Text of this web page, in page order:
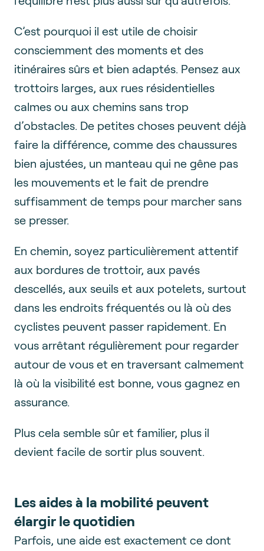
C’est pourquoi il est utile de choisir
consciemment des moments et des
itinéraires sûrs et bien adaptés. Pensez aux
trottoirs larges, aux rues résidentielles
calmes ou aux chemins sans trop
d’obstacles. De petites choses peuvent déjà
faire la différence, comme des chaussures
bien ajustées, un manteau qui ne gêne pas
les mouvements et le fait de prendre
suffisamment de temps pour marcher sans
se presser.
En chemin, soyez particulièrement attentif
aux bordures de trottoir, aux pavés
descellés, aux seuils et aux potelets, surtout
dans les endroits fréquentés ou là où des
cyclistes peuvent passer rapidement. En
vous arrêtant régulièrement pour regarder
autour de vous et en traversant calmement
là où la visibilité est bonne, vous gagnez en
assurance.
Plus cela semble sûr et familier, plus il
devient facile de sortir plus souvent.
Les aides à la mobilité peuvent
élargir le quotidien
Parfois, une aide est exactement ce dont